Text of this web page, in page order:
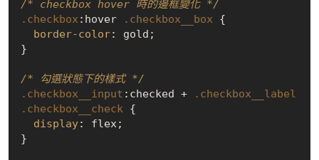
/* checkbox hover 時的邊框變化 */
.checkbox :hover .checkbox__box {
border-color: gold;
}
/* 勾選狀態下的樣式 */
.checkbox__input :checked +
.checkbox__label
.checkbox__check {
display: flex;
}